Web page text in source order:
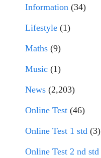
Information (34)
Lifestyle (1)
Maths (9)
Music (1)
News (2,203)
Online Test (46)
Online Test 1 std (3)
Online Test 2 nd std